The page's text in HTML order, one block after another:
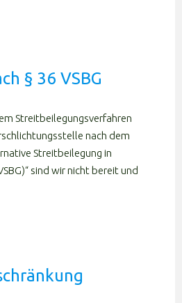
§ 36 VSBG
Streitbeilegungsverfahren
nach dem
Streitbeilegung in
sind wir nicht bereit und